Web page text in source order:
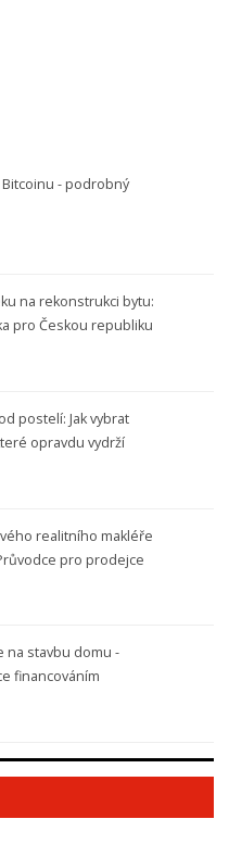
Bitcoinu - podrobný
na rekonstrukci bytu:
pro Českou republiku
postelí: Jak vybrat
opravdu vydrží
realitního makléře
pro prodejce
na stavbu domu -
financováním